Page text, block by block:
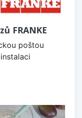
FRANKE
poštou